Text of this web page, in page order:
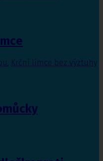
Krční límce bez výztuhy